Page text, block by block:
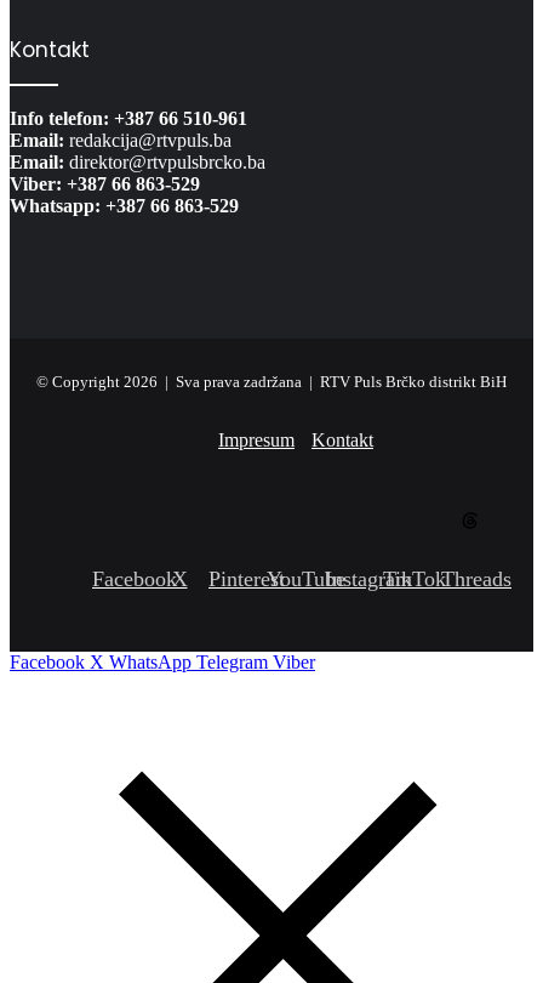
Kontakt
Info telefon: +387 66 510-961
Email: redakcija@rtvpuls.ba
Email: direktor@rtvpulsbrcko.ba
Viber: +387 66 863-529
Whatsapp: +387 66 863-529
© Copyright 2026 | Sva prava zadržana | RTV Puls Brčko distrikt BiH
Impresum Kontakt
FacebookX PinterestYouTubeInstagramTikTokThreads
Facebook X WhatsApp Telegram Viber